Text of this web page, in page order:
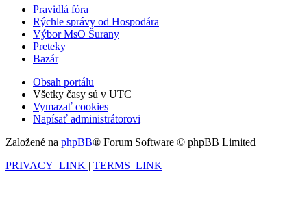
Pravidlá fóra
Rýchle správy od Hospodára
Výbor MsO Šurany
Preteky
Bazár
Obsah portálu
Všetky časy sú v UTC
Vymazať cookies
Napísať administrátorovi
Založené na phpBB® Forum Software © phpBB Limited
PRIVACY_LINK
TERMS_LINK